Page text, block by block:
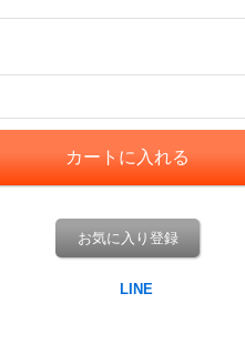
お気に入り登録